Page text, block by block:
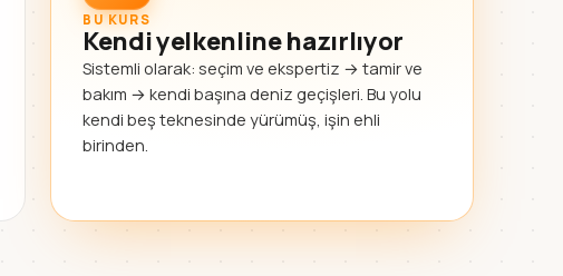
BU KURS
Kendi yelkenline hazırlıyor
Sistemli olarak: seçim ve ekspertiz → tamir ve
bakım → kendi başına deniz geçişleri. Bu yolu
kendi beş teknesinde yürümüş, işin ehli
birinden.